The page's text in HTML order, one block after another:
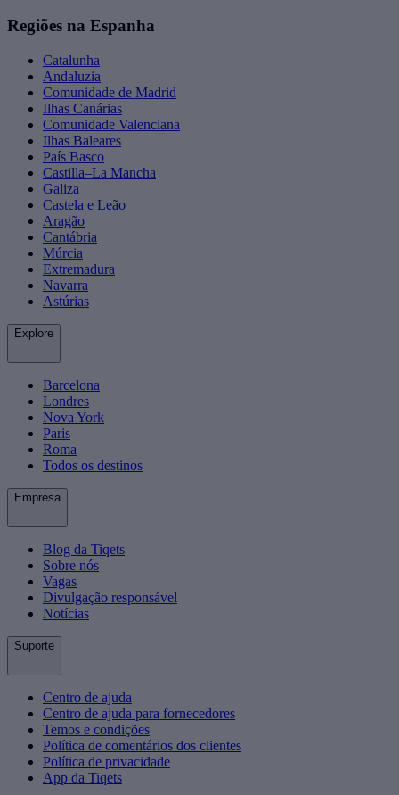
Regiões na Espanha
Catalunha
Andaluzia
Comunidade de Madrid
Ilhas Canárias
Comunidade Valenciana
Ilhas Baleares
País Basco
Castilla–La Mancha
Galiza
Castela e Leão
Aragão
Cantábria
Múrcia
Extremadura
Navarra
Astúrias
Explore
Barcelona
Londres
Nova York
Paris
Roma
Todos os destinos
Empresa
Blog da Tiqets
Sobre nós
Vagas
Divulgação responsável
Notícias
Suporte
Centro de ajuda
Centro de ajuda para fornecedores
Temos e condições
Política de comentários dos clientes
Política de privacidade
App da Tiqets